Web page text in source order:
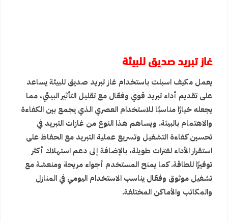
غاز تبريد صديق للبيئة
يعمل مكيف اسبلت باستخدام غاز تبريد صديق للبيئة يساعد
على تقديم أداء تبريد قوي وفعّال مع تقليل التأثير البيئي، مما
يجعله خيارًا مناسبًا للاستخدام العصري الذي يجمع بين الكفاءة
والاهتمام بالبيئة. ويساهم هذا النوع من غازات التبريد في
تحسين كفاءة التشغيل وتسريع عملية التبريد مع الحفاظ على
استقرار الأداء لفترات طويلة، بالإضافة إلى دعم استهلاك أكثر
توفيرًا للطاقة. كما يمنح المستخدم أجواء مريحة ومنعشة مع
تشغيل موثوق وفعّال يناسب الاستخدام اليومي في المنازل
والمكاتب والأماكن المختلفة.